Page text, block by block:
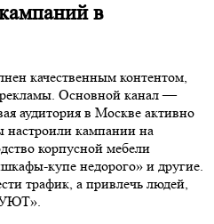
в
качественным контентом,
Основной канал —
аудитория в Москве активно
настроили кампании на
корпусной мебели
купе недорого» и другие.
трафик, а привлечь людей,